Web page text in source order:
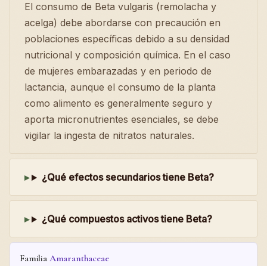
El consumo de Beta vulgaris (remolacha y
acelga) debe abordarse con precaución en
poblaciones específicas debido a su densidad
nutricional y composición química. En el caso
de mujeres embarazadas y en periodo de
lactancia, aunque el consumo de la planta
como alimento es generalmente seguro y
aporta micronutrientes esenciales, se debe
vigilar la ingesta de nitratos naturales.
¿Qué efectos secundarios tiene Beta?
¿Qué compuestos activos tiene Beta?
Familia Amaranthaceae